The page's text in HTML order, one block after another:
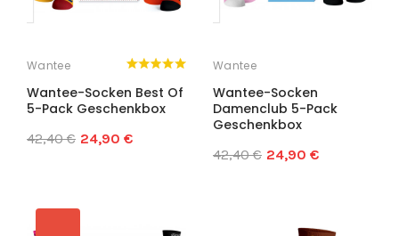
Wantee
Wantee-Socken Best Of
5-Pack Geschenkbox
42,40 € 24,90 €
Wantee
Wantee-Socken
Damenclub 5-Pack
Geschenkbox
42,40 € 24,90 €